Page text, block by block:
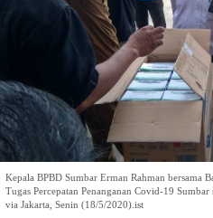
Kepala BPBD Sumbar Erman Rahman bersama
Tugas Percepatan Penanganan Covid-19
via Jakarta, Senin (18/5/2020).ist